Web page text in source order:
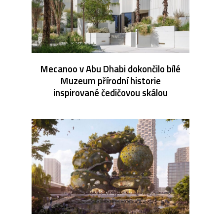
Mecanoo v Abu Dhabi dokončilo bílé
Muzeum přírodní historie
inspirované čedičovou skálou